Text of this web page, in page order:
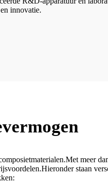
innovatie.
meer
staan